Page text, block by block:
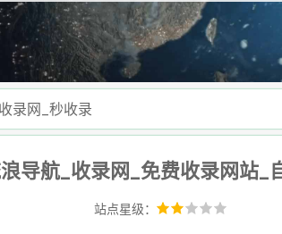
录网_秒收录
导航_收录网_免费收录网站_
站点星级：